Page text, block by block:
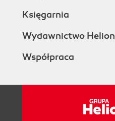
Księgarnia
Wydawnictwo Helion
Współpraca